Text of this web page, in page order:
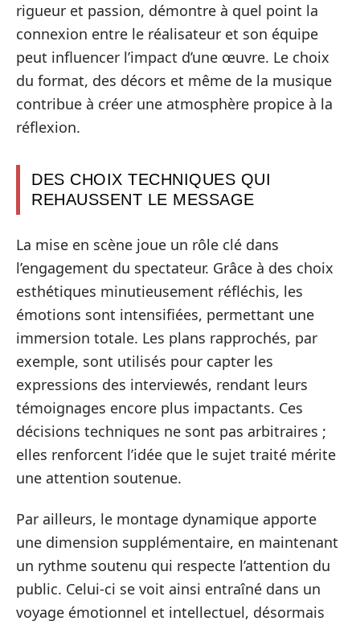
rigueur et passion, démontre à quel point la
connexion entre le réalisateur et son équipe
peut influencer l’impact d’une œuvre. Le choix
du format, des décors et même de la musique
contribue à créer une atmosphère propice à la
réflexion.
DES CHOIX TECHNIQUES QUI
REHAUSSENT LE MESSAGE
La mise en scène joue un rôle clé dans
l’engagement du spectateur. Grâce à des choix
esthétiques minutieusement réfléchis, les
émotions sont intensifiées, permettant une
immersion totale. Les plans rapprochés, par
exemple, sont utilisés pour capter les
expressions des interviewés, rendant leurs
témoignages encore plus impactants. Ces
décisions techniques ne sont pas arbitraires ;
elles renforcent l’idée que le sujet traité mérite
une attention soutenue.
Par ailleurs, le montage dynamique apporte
une dimension supplémentaire, en maintenant
un rythme soutenu qui respecte l’attention du
public. Celui-ci se voit ainsi entraîné dans un
voyage émotionnel et intellectuel, désormais